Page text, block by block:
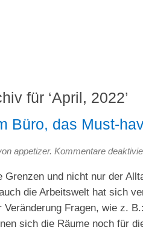
für ‘April, 2022’
Büro, das Must-
appetizer. Kommentare
Grenzen und nicht nur der
die Arbeitswelt hat sich
Fragen, wie z.
sich die Räume noch für